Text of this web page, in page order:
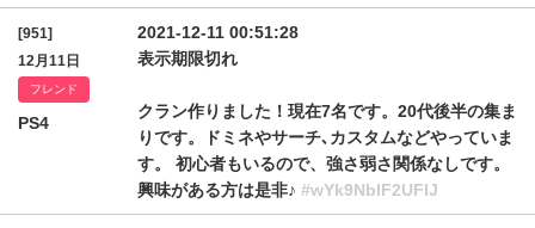
[951]
12月11日
フレンド
PS4
2021-12-11 00:51:28
表示期限切れ
クラン作りました！現在7名です。20代後半の集ま
りです。ドミネやサーチ､カスタムなどやっていま
す。 初心者もいるので、強さ弱さ関係なしです。
興味がある方は是非♪ #wYk9NblF2UFlJ